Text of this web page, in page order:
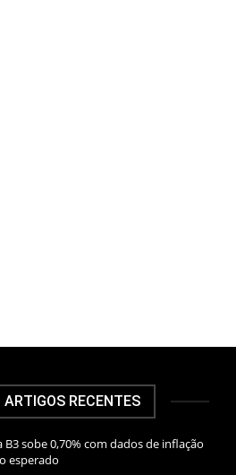
ARTIGOS RECENTES
B3 sobe 0,70% com dados de inflação
esperado